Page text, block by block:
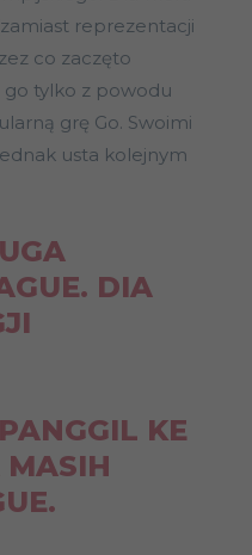
reprezentacji
co zaczęto
go tylko z powodu
grę Go. Swoimi
usta kolejnym
DIA
KE